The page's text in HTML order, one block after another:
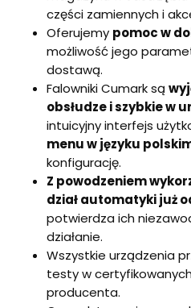
części zamiennych i
Oferujemy pomoc w
możliwość jego
dostawą.
Falowniki Cumark są
obsłudze i szybkie w
intuicyjny interfejs
menu w języku
konfigurację.
Z powodzeniem
dział automatyki już
potwierdza ich
działanie.
Wszystkie urządzenia
testy w
producenta.